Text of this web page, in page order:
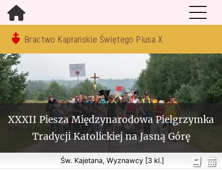
Bractwo Kapłańskie Świętego Piusa X
XXXII Piesza Międzynarodowa Pielgrzymka
Tradycji Katolickiej na Jasną Górę
Św. Kajetana, Wyznawcy [3 kl.]